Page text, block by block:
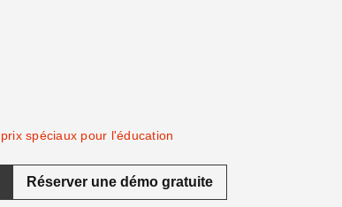
spéciaux pour l'éducation
Réserver une démo gratuite